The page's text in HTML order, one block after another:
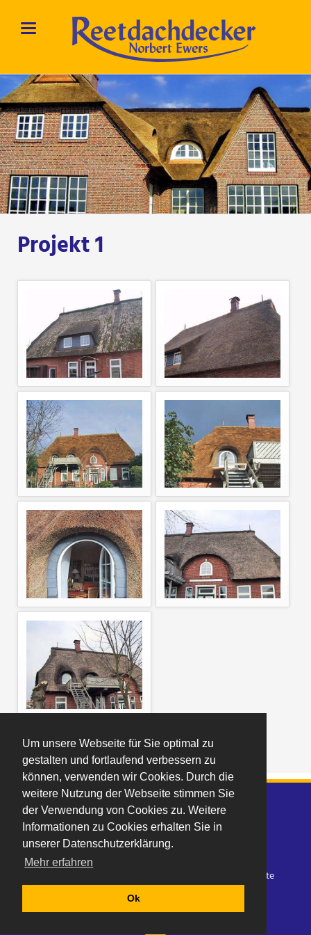
Um unsere Webseite für Sie optimal zu
gestalten und fortlaufend verbessern zu
können, verwenden wir Cookies. Durch die
weitere Nutzung der Webseite stimmen Sie
der Verwendung von Cookies zu. Weitere
Informationen zu Cookies erhalten Sie in
unserer Datenschutzerklärung.
Mehr erfahren
Ok
Projekt 1
Zurück
Navigation
überspringen
Historische Freilichtmuseen Downloads
Impressum
Datenschutz Kontakt
© Copyright 2026. Reetdachdecker Norbert Ewers. Alle Rechte
vorbehalten.